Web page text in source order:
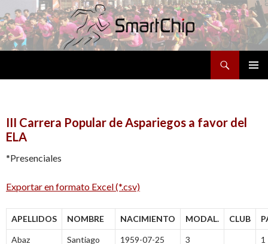
III Carrera Popular de Aspariegos a favor del
ELA
*Presenciales
Exportar en formato Excel (*.csv)
APELLIDOS NOMBRE NACIMIENTO MODAL. CLUB
Abaz
Santiago 1959-07-25 3 1